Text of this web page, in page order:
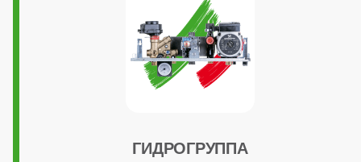
60x100 мм
Диаметр патрубков отопления (резьба)
ГИДРОГРУППА